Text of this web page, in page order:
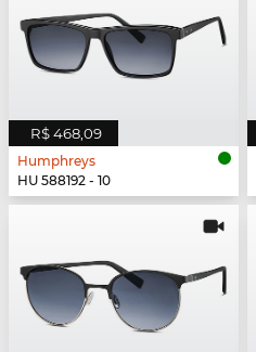
R$ 468,09
Humphreys
HU 588192 - 10